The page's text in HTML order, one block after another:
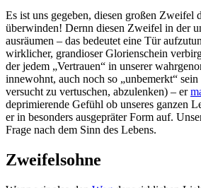
Es ist uns gegeben, diesen großen Zweifel
überwinden! Dernn diesen Zweifel in der
ausräumen – das bedeutet eine Tür
wirklicher, grandioser Glorienschein
der jedem „Vertrauen“ in unserer
innewohnt, auch noch so „unbemerkt“ sein
versucht zu vertuschen, abzulenken) – er
deprimierende Gefühl ob unseres ganzen
er in besonders ausgepräter Form auf.
Frage nach dem Sinn des Lebens.
Zweifelsohne